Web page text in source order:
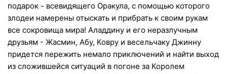
подарок - всевидящего Оракула, с помощью которого
злодеи намерены отыскать и прибрать к своим рукам
все сокровища мира! Аладдину и его неразлучным
друзьям - Жасмин, Абу, Ковру и весельчаку Джинну
придется пережить немало приключений и найти выход
из сложившейся ситуаций в погоне за Королем